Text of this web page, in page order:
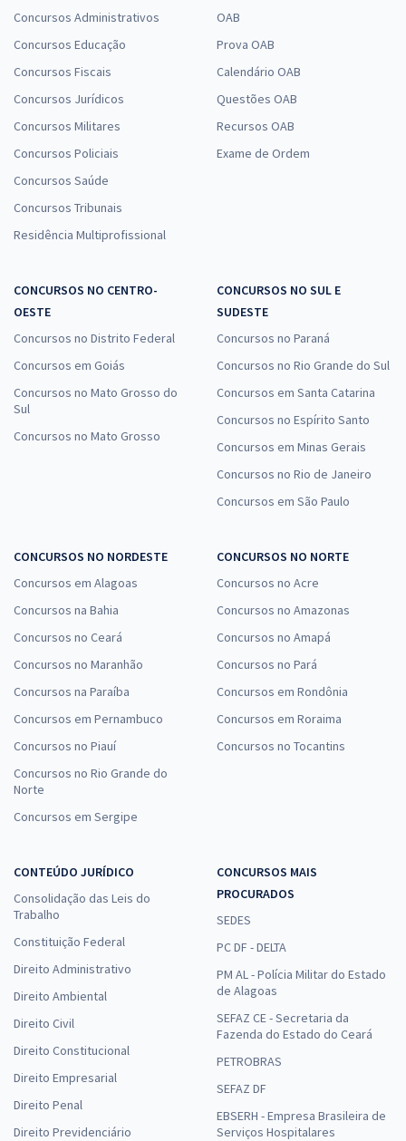
Concursos Administrativos
Concursos Educação
Concursos Fiscais
Concursos Jurídicos
Concursos Militares
Concursos Policiais
Concursos Saúde
Concursos Tribunais
Residência Multiprofissional
OAB
Prova OAB
Calendário OAB
Questões OAB
Recursos OAB
Exame de Ordem
CONCURSOS NO CENTRO-
OESTE
Concursos no Distrito Federal
Concursos em Goiás
Concursos no Mato Grosso do
Sul
Concursos no Mato Grosso
CONCURSOS NO SUL E
SUDESTE
Concursos no Paraná
Concursos no Rio Grande do Sul
Concursos em Santa Catarina
Concursos no Espírito Santo
Concursos em Minas Gerais
Concursos no Rio de Janeiro
Concursos em São Paulo
CONCURSOS NO NORDESTE
Concursos em Alagoas
Concursos na Bahia
Concursos no Ceará
Concursos no Maranhão
Concursos na Paraíba
Concursos em Pernambuco
Concursos no Piauí
Concursos no Rio Grande do
Norte
Concursos em Sergipe
CONCURSOS NO NORTE
Concursos no Acre
Concursos no Amazonas
Concursos no Amapá
Concursos no Pará
Concursos em Rondônia
Concursos em Roraima
Concursos no Tocantins
CONTEÚDO JURÍDICO
Consolidação das Leis do
Trabalho
Constituição Federal
Direito Administrativo
Direito Ambiental
Direito Civil
Direito Constitucional
Direito Empresarial
Direito Penal
Direito Previdenciário
CONCURSOS MAIS
PROCURADOS
SEDES
PC DF - DELTA
PM AL - Polícia Militar do Estado
de Alagoas
SEFAZ CE - Secretaria da
Fazenda do Estado do Ceará
PETROBRAS
SEFAZ DF
EBSERH - Empresa Brasileira de
Serviços Hospitalares